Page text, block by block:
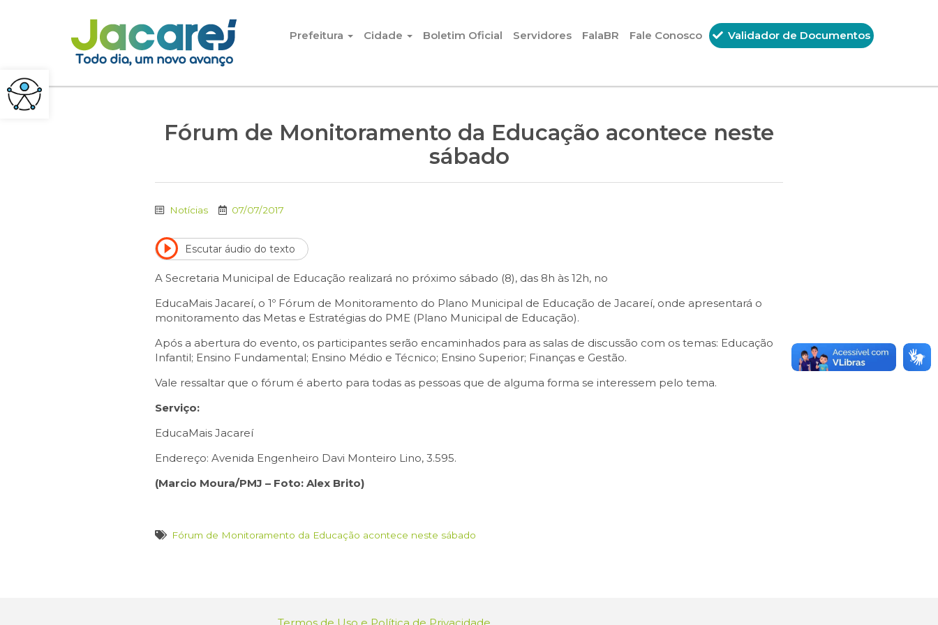
Pular para o conteúdo
Prefeitura
Cidade Boletim Oficial Servidores FalaBR Fale Conosco Validador de Documentos
Fórum de Monitoramento da Educação acontece neste
sábado
Notícias 07/07/2017
Escutar áudio do texto
A Secretaria Municipal de Educação realizará no próximo sábado (8), das 8h às 12h, no
EducaMais Jacareí, o 1º Fórum de Monitoramento do Plano Municipal de Educação de Jacareí, onde apresentará o
monitoramento das Metas e Estratégias do PME (Plano Municipal de Educação).
Após a abertura do evento, os participantes serão encaminhados para as salas de discussão com os temas: Educação
Infantil; Ensino Fundamental; Ensino Médio e Técnico; Ensino Superior; Finanças e Gestão.
Vale ressaltar que o fórum é aberto para todas as pessoas que de alguma forma se interessem pelo tema.
Serviço:
EducaMais Jacareí
Endereço: Avenida Engenheiro Davi Monteiro Lino, 3.595.
(Marcio Moura/PMJ – Foto: Alex Brito)
Fórum de Monitoramento da Educação acontece neste sábado